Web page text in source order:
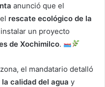
anunció que el
rescate ecológico de la
un proyecto
de Xochimilco.
el mandatario detalló
calidad del agua y